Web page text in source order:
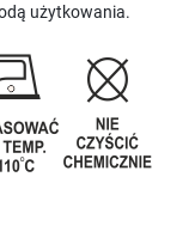
użytkowania.